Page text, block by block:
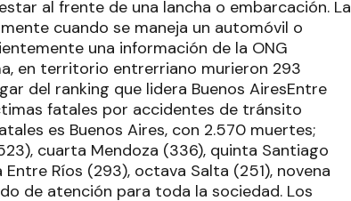
al frente de una lancha o embarcación. La
cuando se maneja un automóvil o
una información de la ONG
en territorio entrerriano murieron 293
del ranking que lidera Buenos AiresEntre
fatales por accidentes de tránsito
es Buenos Aires, con 2.570 muertes;
cuarta Mendoza (336), quinta Santiago
Ríos (293), octava Salta (251), novena
de atención para toda la sociedad. Los